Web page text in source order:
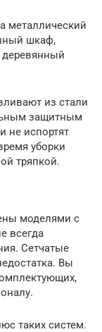
металлический
шкаф,
из стали
защитным
не испортят
уборки
тряпкой.
моделями с
всегда
Сетчатые
Вы
таких систем.